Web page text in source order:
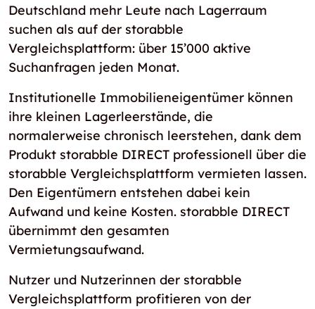
Deutschland mehr Leute nach Lagerraum
suchen als auf der storabble
Vergleichsplattform: über 15’000 aktive
Suchanfragen jeden Monat.
Institutionelle Immobilieneigentümer können
ihre kleinen Lagerleerstände, die
normalerweise chronisch leerstehen, dank dem
Produkt storabble DIRECT professionell über die
storabble Vergleichsplattform vermieten lassen.
Den Eigentümern entstehen dabei kein
Aufwand und keine Kosten. storabble DIRECT
übernimmt den gesamten
Vermietungsaufwand.
Nutzer und Nutzerinnen der storabble
Vergleichsplattform profitieren von der